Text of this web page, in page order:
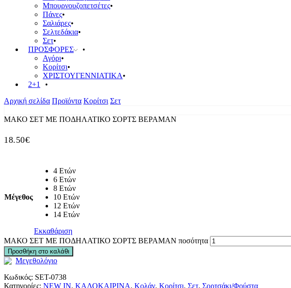
Μπουρνουζοπετσέτες
Πάνες
Σαλιάρες
Σελτεδάκια
Σετ
ΠΡΟΣΦΟΡΕΣ
Αγόρι
Κορίτσι
ΧΡΙΣΤΟΥΓΕΝΝΙΑΤΙΚΑ
2+1
Αρχική σελίδα Προϊόντα Κορίτσι Σετ
ΜΑΚΟ ΣΕΤ ΜΕ ΠΟΔΗΛΑΤΙΚΟ ΣΟΡΤΣ ΒΕΡΑΜΑΝ
18.50€
Μέγεθος
4 Ετών
6 Ετών
8 Ετών
10 Ετών
12 Ετών
14 Ετών
Εκκαθάριση
ΜΑΚΟ ΣΕΤ ΜΕ ΠΟΔΗΛΑΤΙΚΟ ΣΟΡΤΣ ΒΕΡΑΜΑΝ ποσότητα
Προσθήκη στο καλάθι
Μεγεθολόγιο
Κωδικός: SET-0738
Κατηγορίες: NEW IN, ΚΑΛΟΚΑΙΡΙΝΑ, Κολάν, Κορίτσι, Σετ, Σορτσάκι/Φούστα